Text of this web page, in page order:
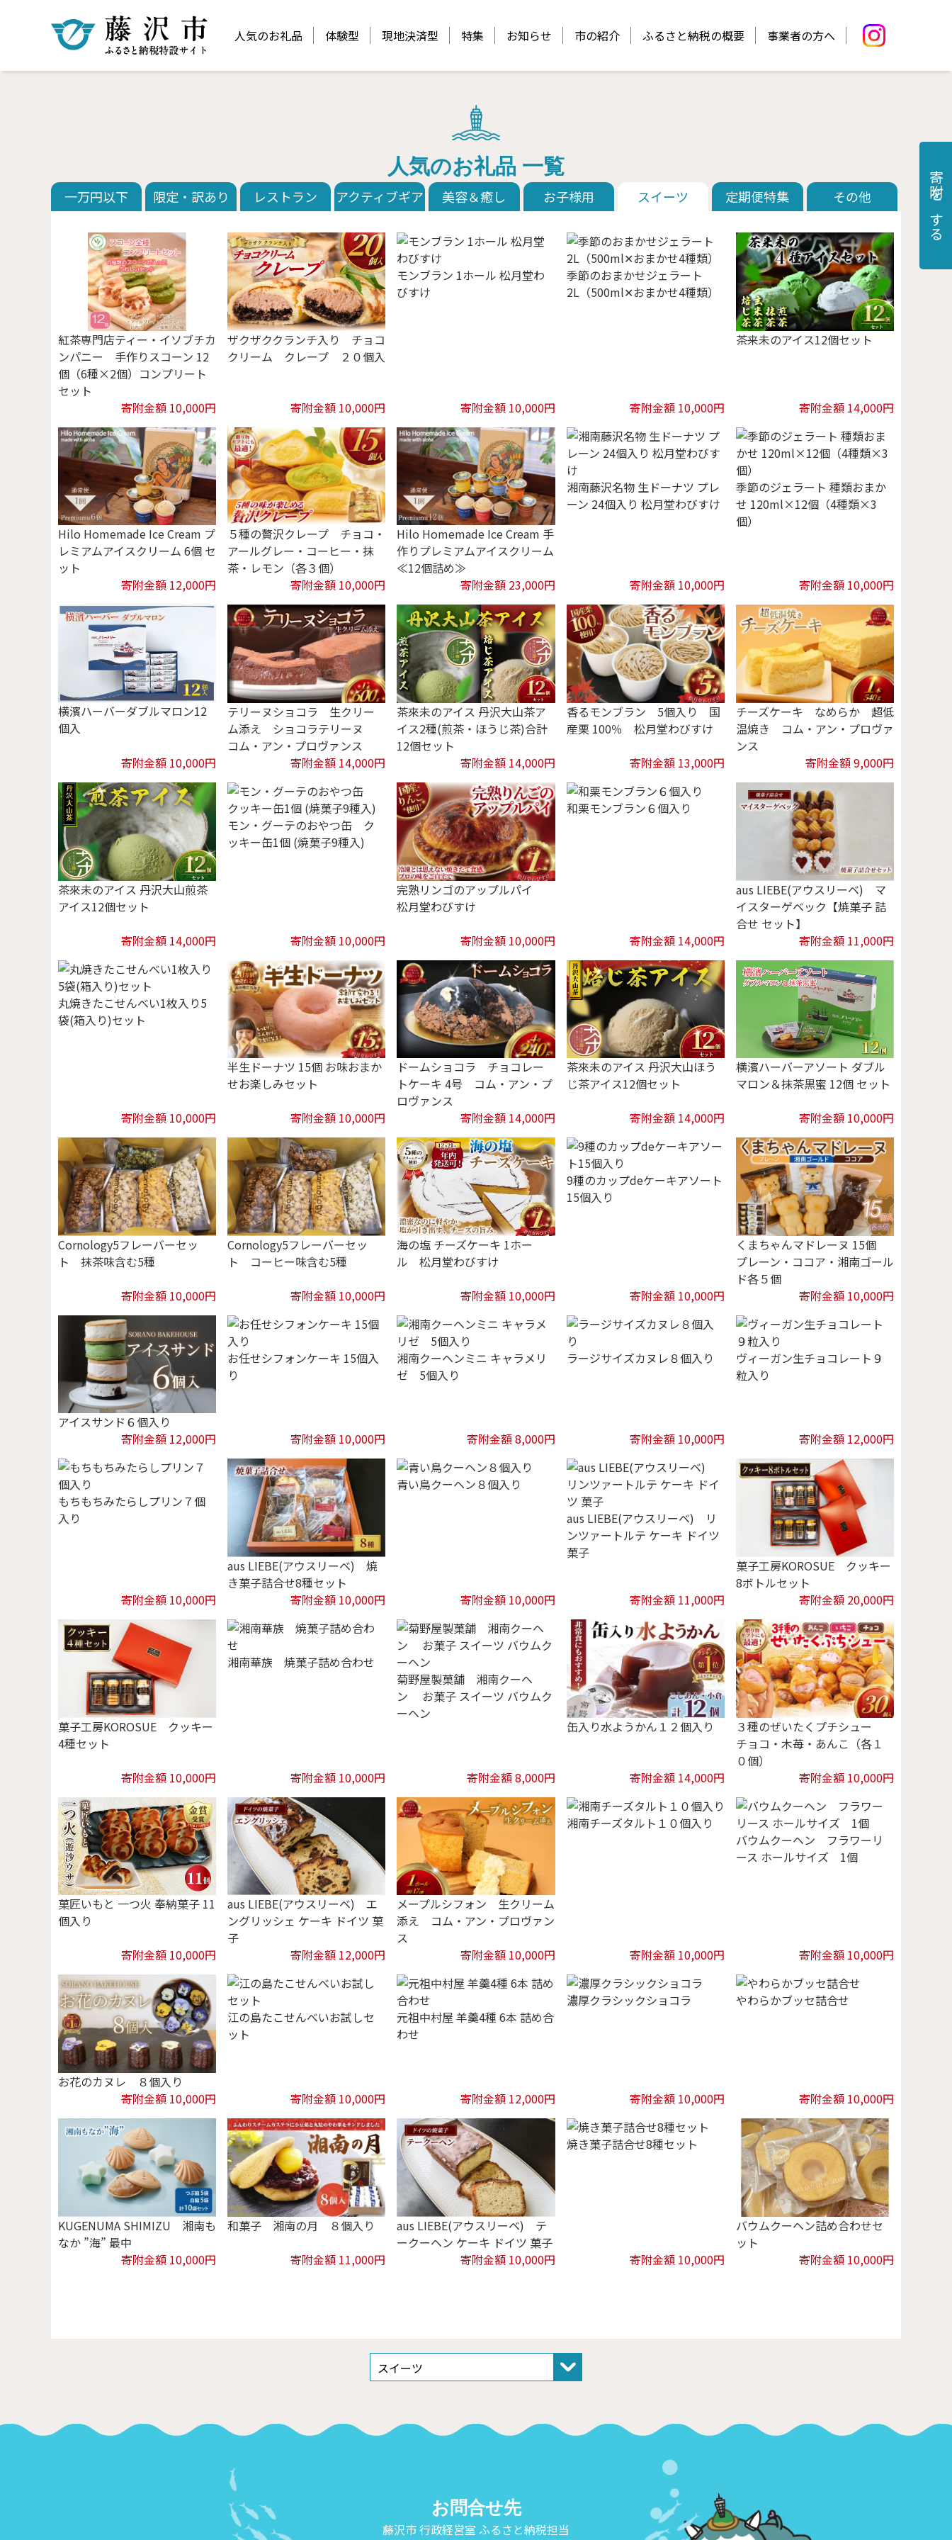
人気のお礼品 体験型 現地決済型 特集 お知らせ 市の紹介 ふるさと納税の概要 事業者の方へ
人気のお礼品 一覧
一万円以下 限定・訳あり レストラン アクティブギア 美容＆癒し お子様用 スイーツ 定期便特集 その他
紅茶専門店ティー・イソブチカ
ンパニー 手作りスコーン 12
個（6種×2個）コンプリート
セット
寄附金額 10,000円
ザクザククランチ入り チョコ
クリーム クレープ ２０個入
寄附金額 10,000円
モンブラン 1ホール 松月堂わ
びすけ
寄附金額 10,000円
季節のおまかせジェラート
2L（500ml✕おまかせ4種類）
寄附金額 10,000円
茶来未のアイス12個セット
寄附金額 14,000円
Hilo Homemade Ice Cream プ
レミアムアイスクリーム 6個 セ
ット
寄附金額 12,000円
５種の贅沢クレープ チョコ・
アールグレー・コーヒー・抹
茶・レモン（各３個）
寄附金額 10,000円
Hilo Homemade Ice Cream 手
作りプレミアムアイスクリーム
≪12個詰め≫
寄附金額 23,000円
湘南藤沢名物 生ドーナツ プレ
ーン 24個入り 松月堂わびすけ
寄附金額 10,000円
季節のジェラート 種類おまか
せ 120ml×12個（4種類×3
個）
寄附金額 10,000円
横濱ハーバーダブルマロン12
個入
寄附金額 10,000円
テリーヌショコラ 生クリー
ム添え ショコラテリーヌ
コム・アン・プロヴァンス
寄附金額 14,000円
茶來未のアイス 丹沢大山茶ア
イス2種(煎茶・ほうじ茶)合計
12個セット
寄附金額 14,000円
香るモンブラン 5個入り 国
産栗 100％ 松月堂わびすけ
寄附金額 13,000円
チーズケーキ なめらか 超低
温焼き コム・アン・プロヴァ
ンス
寄附金額 9,000円
茶來未のアイス 丹沢大山煎茶
アイス12個セット
寄附金額 14,000円
モン・グーテのおやつ缶 ク
ッキー缶1個 (焼菓子9種入)
寄附金額 10,000円
完熟リンゴのアップルパイ
松月堂わびすけ
寄附金額 10,000円
和栗モンブラン６個入り
寄附金額 14,000円
aus LIEBE(アウスリーベ) マ
イスターゲベック【焼菓子 詰
合せ セット】
寄附金額 11,000円
丸焼きたこせんべい1枚入り5
袋(箱入り)セット
寄附金額 10,000円
半生ドーナツ 15個 お味おまか
せお楽しみセット
寄附金額 10,000円
ドームショコラ チョコレー
トケーキ 4号 コム・アン・プ
ロヴァンス
寄附金額 14,000円
茶來未のアイス 丹沢大山ほう
じ茶アイス12個セット
寄附金額 14,000円
横濱ハーバーアソート ダブル
マロン＆抹茶黒蜜 12個 セット
寄附金額 10,000円
Cornology5フレーバーセッ
ト 抹茶味含む5種
寄附金額 10,000円
Cornology5フレーバーセッ
ト コーヒー味含む5種
寄附金額 10,000円
海の塩 チーズケーキ 1ホー
ル 松月堂わびすけ
寄附金額 10,000円
9種のカップdeケーキアソート
15個入り
寄附金額 10,000円
くまちゃんマドレーヌ 15個
プレーン・ココア・湘南ゴール
ド各５個
寄附金額 10,000円
アイスサンド６個入り
寄附金額 12,000円
お任せシフォンケーキ 15個入
り
寄附金額 10,000円
湘南クーヘンミニ キャラメリ
ゼ 5個入り
寄附金額 8,000円
ラージサイズカヌレ８個入り
寄附金額 10,000円
ヴィーガン生チョコレート９
粒入り
寄附金額 12,000円
もちもちみたらしプリン７個
入り
寄附金額 10,000円
aus LIEBE(アウスリーベ) 焼
き菓子詰合せ8種セット
寄附金額 10,000円
青い鳥クーヘン８個入り
寄附金額 10,000円
aus LIEBE(アウスリーベ) リ
ンツァートルテ ケーキ ドイツ
菓子
寄附金額 11,000円
菓子工房KOROSUE クッキー
8ボトルセット
寄附金額 20,000円
菓子工房KOROSUE クッキー
4種セット
寄附金額 10,000円
湘南華族 焼菓子詰め合わせ
寄附金額 10,000円
菊野屋製菓舗 湘南クーヘ
ン お菓子 スイーツ バウムク
ーヘン
寄附金額 8,000円
缶入り水ようかん１２個入り
寄附金額 14,000円
３種のぜいたくプチシュー
チョコ・木苺・あんこ（各１
０個）
寄附金額 10,000円
菓匠いもと 一つ火 奉納菓子 11
個入り
寄附金額 10,000円
aus LIEBE(アウスリーベ) エ
ングリッシェ ケーキ ドイツ 菓
子
寄附金額 12,000円
メープルシフォン 生クリーム
添え コム・アン・プロヴァン
ス
寄附金額 10,000円
湘南チーズタルト１０個入り
寄附金額 10,000円
バウムクーヘン フラワーリ
ース ホールサイズ 1個
寄附金額 10,000円
お花のカヌレ ８個入り
寄附金額 10,000円
江の島たこせんべいお試しセ
ット
寄附金額 10,000円
元祖中村屋 羊羹4種 6本 詰め合
わせ
寄附金額 12,000円
濃厚クラシックショコラ
寄附金額 10,000円
やわらかブッセ詰合せ
寄附金額 10,000円
KUGENUMA SHIMIZU 湘南も
なか ”海” 最中
寄附金額 10,000円
和菓子 湘南の月 ８個入り
寄附金額 11,000円
aus LIEBE(アウスリーベ) テ
ークーヘン ケーキ ドイツ 菓子
寄附金額 10,000円
焼き菓子詰合せ8種セット
寄附金額 10,000円
バウムクーヘン詰め合わせセ
ット
寄附金額 10,000円
寄附をする
お問合せ先
藤沢市 行政経営室 ふるさと納税担当